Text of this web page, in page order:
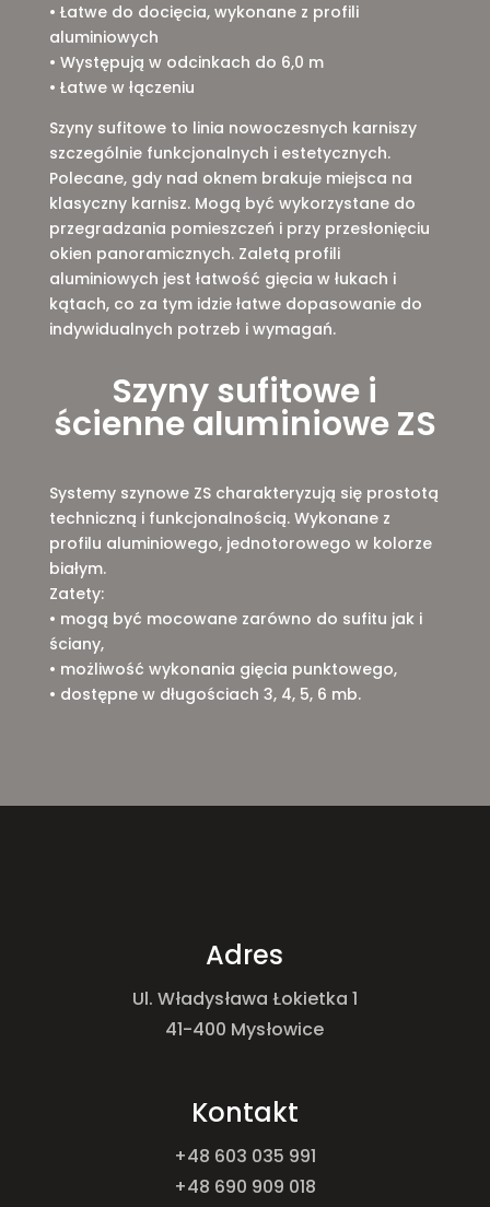
• Łatwe do docięcia, wykonane z profili
aluminiowych
• Występują w odcinkach do 6,0 m
• Łatwe w łączeniu
Szyny sufitowe to linia nowoczesnych karniszy
szczególnie funkcjonalnych i estetycznych.
Polecane, gdy nad oknem brakuje miejsca na
klasyczny karnisz. Mogą być wykorzystane do
przegradzania pomieszczeń i przy przesłonięciu
okien panoramicznych. Zaletą profili
aluminiowych jest łatwość gięcia w łukach i
kątach, co za tym idzie łatwe dopasowanie do
indywidualnych potrzeb i wymagań.
Szyny sufitowe i
ścienne aluminiowe ZS
Systemy szynowe ZS charakteryzują się prostotą
techniczną i funkcjonalnością. Wykonane z
profilu aluminiowego, jednotorowego w kolorze
białym.
Zatety:
• mogą być mocowane zarówno do sufitu jak i
ściany,
• możliwość wykonania gięcia punktowego,
• dostępne w długościach 3, 4, 5, 6 mb.
Adres
Ul. Władysława Łokietka 1
41-400 Mysłowice
Kontakt
+48 603 035 991
+48 690 909 018